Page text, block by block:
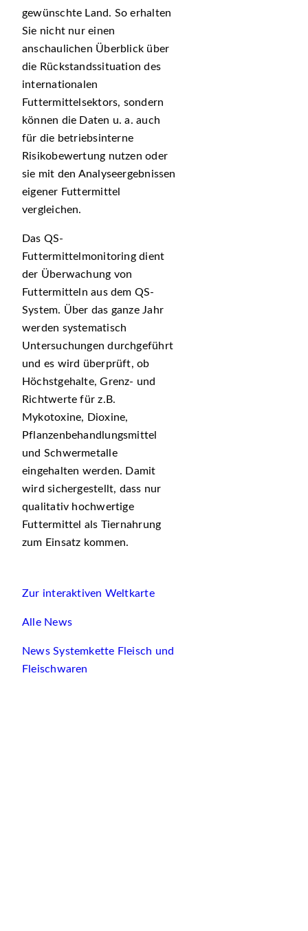
gewünschte Land. So erhalten
Sie nicht nur einen
anschaulichen Überblick über
die Rückstandssituation des
internationalen
Futtermittelsektors, sondern
können die Daten u. a. auch
für die betriebsinterne
Risikobewertung nutzen oder
sie mit den Analyseergebnissen
eigener Futtermittel
vergleichen.
Das QS-
Futtermittelmonitoring dient
der Überwachung von
Futtermitteln aus dem QS-
System. Über das ganze Jahr
werden systematisch
Untersuchungen durchgeführt
und es wird überprüft, ob
Höchstgehalte, Grenz- und
Richtwerte für z.B.
Mykotoxine, Dioxine,
Pflanzenbehandlungsmittel
und Schwermetalle
eingehalten werden. Damit
wird sichergestellt, dass nur
qualitativ hochwertige
Futtermittel als Tiernahrung
zum Einsatz kommen.
Zur interaktiven Weltkarte
Alle News
News Systemkette Fleisch und
Fleischwaren